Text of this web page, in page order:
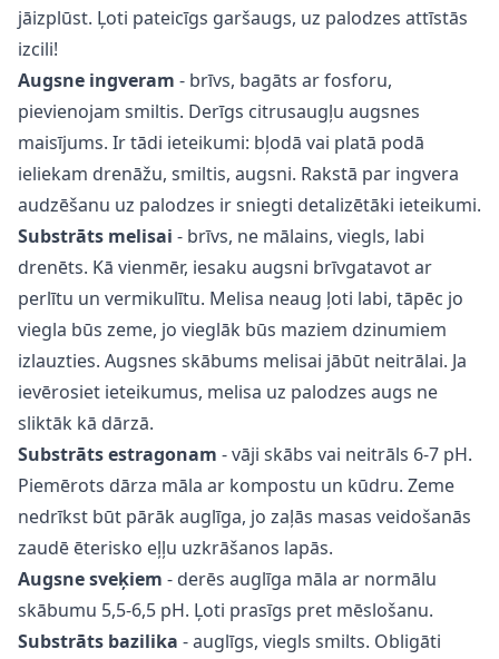
jāizplūst. Ļoti pateicīgs garšaugs, uz palodzes attīstās
izcili!
Augsne ingveram - brīvs, bagāts ar fosforu,
pievienojam smiltis. Derīgs citrusaugļu augsnes
maisījums. Ir tādi ieteikumi: bļodā vai platā podā
ieliekam drenāžu, smiltis, augsni. Rakstā par ingvera
audzēšanu uz palodzes ir sniegti detalizētāki ieteikumi.
Substrāts melisai - brīvs, ne mālains, viegls, labi
drenēts. Kā vienmēr, iesaku augsni brīvgatavot ar
perlītu un vermikulītu. Melisa neaug ļoti labi, tāpēc jo
viegla būs zeme, jo vieglāk būs maziem dzinumiem
izlauzties. Augsnes skābums melisai jābūt neitrālai. Ja
ievērosiet ieteikumus, melisa uz palodzes augs ne
sliktāk kā dārzā.
Substrātsestragonam - vāji skābs vai neitrāls 6-7 pH.
Piemērots dārza māla ar kompostu un kūdru. Zeme
nedrīkst būt pārāk auglīga, jo zaļās masas veidošanās
zaudē ēterisko eļļu uzkrāšanos lapās.
Augsnesveķiem - derēs auglīga māla ar normālu
skābumu 5,5-6,5 pH. Ļoti prasīgs pret mēslošanu.
Substrāts bazilika - auglīgs, viegls smilts. Obligāti